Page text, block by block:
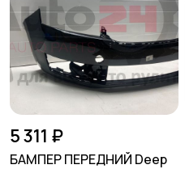
5 311 ₽
БАМПЕР ПЕРЕДНИЙ Deep